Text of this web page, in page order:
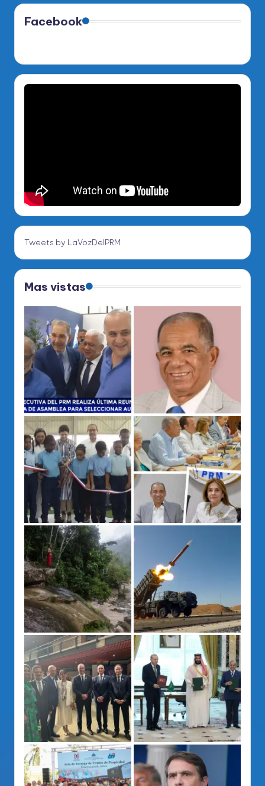
Facebook
Tweets by LaVozDelPRM
Mas vistas